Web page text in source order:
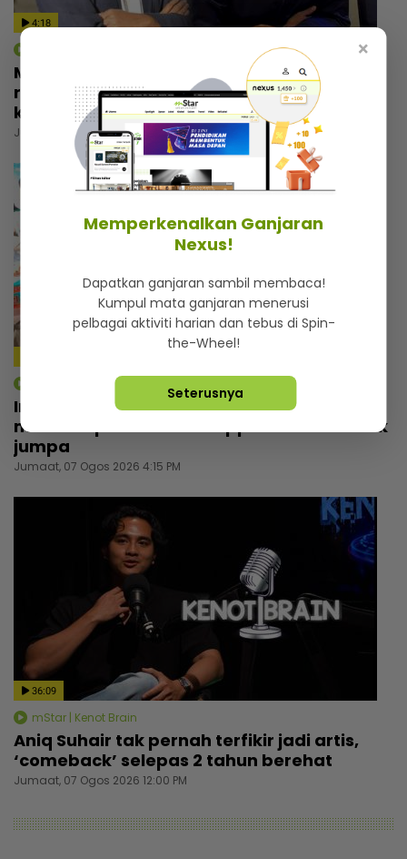
4:18
Macam tak percaya umur dah 57 tahun,
rupanya ini amalan mudah Rashdan Baba
kekal awet muda
Jumaat, 07 Ogos 2026 5:00 PM
mStar | Hiburan
Irfan Zaini sibuk penggambaran di India,
mak sampai nak buat ‘appointment’ untuk
jumpa
Jumaat, 07 Ogos 2026 4:15 PM
36:09
mStar | Kenot Brain
Aniq Suhair tak pernah terfikir jadi artis,
‘comeback’ selepas 2 tahun berehat
Jumaat, 07 Ogos 2026 12:00 PM
×
Memperkenalkan Ganjaran
Nexus!
Dapatkan ganjaran sambil membaca!
Kumpul mata ganjaran menerusi
pelbagai aktiviti harian dan tebus di Spin-
the-Wheel!
Seterusnya